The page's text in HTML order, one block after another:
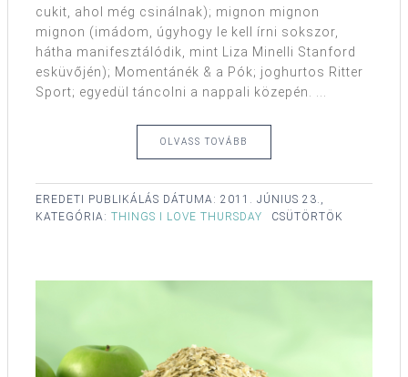
cukit, ahol még csinálnak); mignon mignon
mignon (imádom, úgyhogy le kell írni sokszor,
hátha manifesztálódik, mint Liza Minelli Stanford
esküvőjén); Momentánék & a Pók; joghurtos Ritter
Sport; egyedül táncolni a nappali közepén. ...
OLVASS TOVÁBB
EREDETI PUBLIKÁLÁS DÁTUMA: 2011. JÚNIUS 23.,
CSÜTÖRTÖK
KATEGÓRIA: THINGS I LOVE THURSDAY